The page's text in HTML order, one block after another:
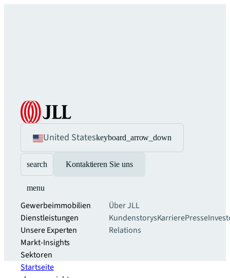
United Stateskeyboard_arrow_down
search Kontaktieren Sie uns
menu
Gewerbeimmobilien
Dienstleistungen
Unsere Experten
Markt-Insights
Sektoren​
Über JLL
KundenstorysKarrierePresse
Relations
Startseite